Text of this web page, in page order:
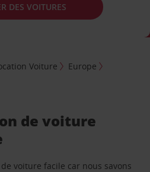
DES VOITURES
Voiture
Europe
de voiture
voiture facile car nous savons